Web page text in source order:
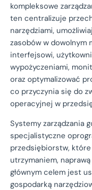
kompleksowe
ten centralizuje
narzędziami,
zasobów w dowolnym
interfejsowi,
wypożyczeniami,
oraz optymalizować
co przyczynia się do
operacyjnej w
Systemy zarządzania
specjalistyczne
przedsiębiorstw,
utrzymaniem,
głównym celem jest
gospodarką